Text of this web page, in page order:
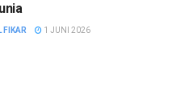
FIKAR 1 JUNI 2026